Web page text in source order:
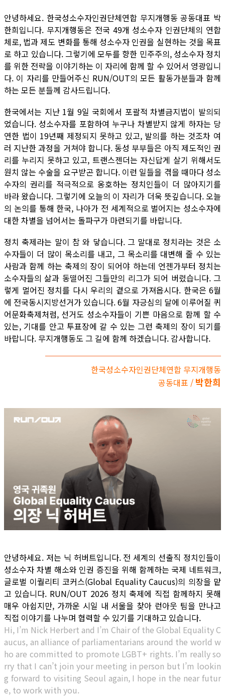
안녕하세요. 한국성소수자인권단체연합 무지개행동 공동대표 박
한희입니다. 무지개행동은 전국 49개 성소수자 인권단체의 연합
체로, 법과 제도 변화를 통해 성소수자 인권을 실현하는 것을 목표
로 하고 있습니다. 그렇기에 모두를 향한 민주주의, 성소수자 정치
를 위한 전략을 이야기하는 이 자리에 함께 할 수 있어서 영광입니
다. 이 자리를 만들어주신 RUN/OUT의 모든 활동가분들과 함께
하는 모든 분들께 감사드립니다.
한국에서는 지난 1월 9일 국회에서 포괄적 차별금지법이 발의되
었습니다. 성소수자를 포함하여 누구나 차별받지 않게 하자는 당
연한 법이 19년째 제정되지 못하고 있고, 발의를 하는 것조차 여
러 지난한 과정을 거쳐야 합니다. 동성 부부들은 아직 제도적인 권
리를 누리지 못하고 있고, 트랜스젠더는 자신답게 살기 위해서도
원치 않는 수술을 요구받곤 합니다. 이런 일들을 겪을 때마다 성소
수자의 권리를 적극적으로 옹호하는 정치인들이 더 많아지기를
바라 왔습니다. 그렇기에 오늘의 이 자리가 더욱 뜻깊습니다. 오늘
의 논의를 통해 한국, 나아가 전 세계적으로 벌어지는 성소수자에
대한 차별을 넘어서는 돌파구가 마련되기를 바랍니다.
정치 축제라는 말이 참 와 닿습니다. 그 말대로 정치라는 것은 소
수자들이 더 많이 목소리를 내고, 그 목소리를 대변해 줄 수 있는
사람과 함께 하는 축제의 장이 되어야 하는데 언젠가부터 정치는
소수자들의 삶과 동떨어진 그들만의 리그가 되어 버렸습니다. 그
렇게 멀어진 정치를 다시 우리의 곁으로 가져옵시다. 한국은 6월
에 전국동시지방선거가 있습니다. 6월 자긍심의 달에 이루어질 퀴
어문화축제처럼, 선거도 성소수자들이 기쁜 마음으로 함께 할 수
있는, 기대를 안고 투표장에 갈 수 있는 그런 축제의 장이 되기를
바랍니다. 무지개행동도 그 길에 함께 하겠습니다. 감사합니다.
한국성소수자인권단체연합 무지개행동
공동대표 / 박한희
안녕하세요. 저는 닉 허버트입니다. 전 세계의 선출직 정치인들이
성소수자 차별 해소와 인권 증진을 위해 함께하는 국제 네트워크,
글로벌 이퀄리티 코커스(Global Equality Caucus)의 의장을 맡
고 있습니다. RUN/OUT 2026 정치 축제에 직접 함께하지 못해
매우 아쉽지만, 가까운 시일 내 서울을 찾아 런아웃 팀을 만나고
직접 이야기를 나누며 협력할 수 있기를 기대하고 있습니다.
Hi, I’m Nick Herbert and I’m Chair of the Global Equality C
aucus, an alliance of parliamentarians around the world w
ho are committed to promote LGBT+ rights. I’m really so
rry that I can’t join your meeting in person but I’m lookin
g forward to visiting Seoul again, I hope in the near futur
e, to work with you.